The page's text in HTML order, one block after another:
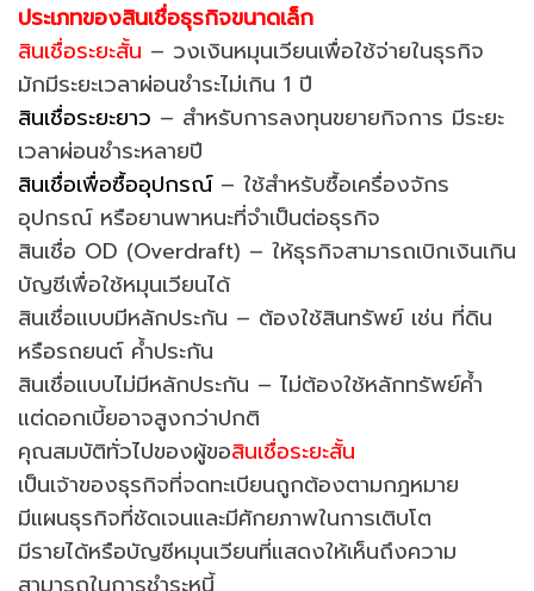
ประเภทของสินเชื่อธุรกิจขนาดเล็ก
สินเชื่อระยะสั้น – วงเงินหมุนเวียนเพื่อใช้จ่ายในธุรกิจ
มักมีระยะเวลาผ่อนชำระไม่เกิน 1 ปี
สินเชื่อระยะยาว – สำหรับการลงทุนขยายกิจการ มีระยะ
เวลาผ่อนชำระหลายปี
สินเชื่อเพื่อซื้ออุปกรณ์– ใช้สำหรับซื้อเครื่องจักร
อุปกรณ์ หรือยานพาหนะที่จำเป็นต่อธุรกิจ
สินเชื่อ OD (Overdraft) – ให้ธุรกิจสามารถเบิกเงินเกิน
บัญชีเพื่อใช้หมุนเวียนได้
สินเชื่อแบบมีหลักประกัน – ต้องใช้สินทรัพย์ เช่น ที่ดิน
หรือรถยนต์ ค้ำประกัน
สินเชื่อแบบไม่มีหลักประกัน – ไม่ต้องใช้หลักทรัพย์ค้ำ
แต่ดอกเบี้ยอาจสูงกว่าปกติ
คุณสมบัติทั่วไปของผู้ขอสินเชื่อระยะสั้น
เป็นเจ้าของธุรกิจที่จดทะเบียนถูกต้องตามกฎหมาย
มีแผนธุรกิจที่ชัดเจนและมีศักยภาพในการเติบโต
มีรายได้หรือบัญชีหมุนเวียนที่แสดงให้เห็นถึงความ